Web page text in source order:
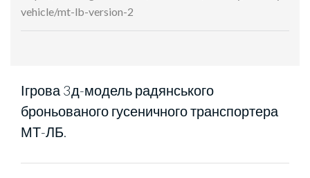
vehicle/mt-lb-version-2
Ігрова 3д-модель радянського
броньованого гусеничного транспортера
МТ-ЛБ.